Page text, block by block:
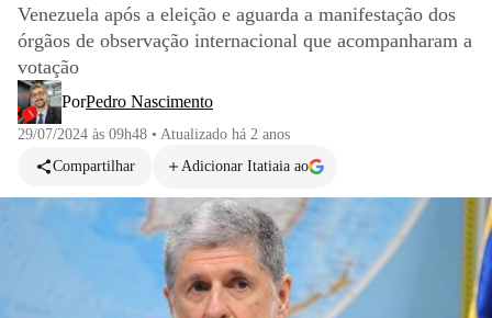
Venezuela após a eleição e aguarda a manifestação dos
órgãos de observação internacional que acompanharam a
votação
PorPedro Nascimento
29/07/2024 às 09h48 • Atualizado há 2 anos
Compartilhar
Adicionar Itatiaia ao